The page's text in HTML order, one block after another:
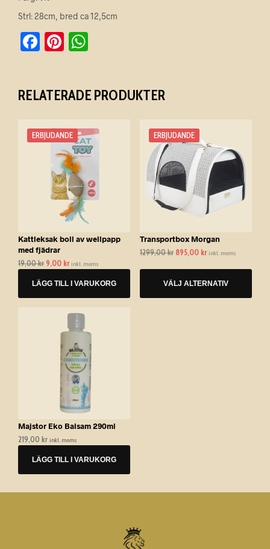
Strl: 28cm, bred ca 12,5cm
F
e
o
Pi
es s
p
p
RELATERADE PRODUKTER
ERBJUDANDE
Kattleksak boll av wellpapp
med fjädrar
19,00kr Det
priset
var:
9,00 krDet
priset
är:
inkl. moms
LÄGG TILL I VARUKORG
ERBJUDANDE
Transportbox Morgan
1299,00kr Det
var:
1299,00 kr.
895,00 krDet
är:
895,00 kr.
inkl. moms
VÄLJ ALTERNATIV
Den
här
produkten
har
flera
varianter.
kan
väljas
produktsidan
Majstor Eko Balsam 290ml
219,00 kr inkl. moms
LÄGG TILL I VARUKORG